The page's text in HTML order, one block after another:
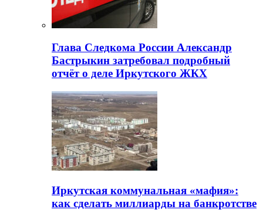
Глава Следкома России Александр
Бастрыкин затребовал подробный
отчёт о деле Иркутского ЖКХ
Иркутская коммунальная «мафия»:
как сделать миллиарды на банкротстве